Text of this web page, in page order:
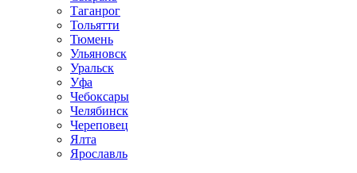
Таганрог
Тольятти
Тюмень
Ульяновск
Уральск
Уфа
Чебоксары
Челябинск
Череповец
Ялта
Ярославль